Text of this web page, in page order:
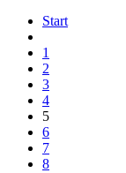
Start
1
2
3
4
5
6
7
8